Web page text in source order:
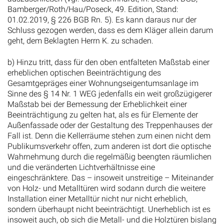
Schluss gezogen werden, dass es dem Kläger allein darum
geht, dem Beklagten Herrn K. zu schaden.
b) Hinzu tritt, dass für den oben entfalteten Maßstab einer
Gesamtgepräges einer Wohnungseigentumsanlage im
Sinne des § 14 Nr. 1 WEG jedenfalls ein weit großzügigerer
Maßstab bei der Bemessung der Erheblichkeit einer
Beeinträchtigung zu gelten hat, als es für Elemente der
Außenfassade oder der Gestaltung des Treppenhauses der
Fall ist. Denn die Kellerräume stehen zum einen nicht dem
Publikumsverkehr offen, zum anderen ist dort die optische
Wahrnehmung durch die regelmäßig beengten räumlichen
und die veränderten Lichtverhältnisse eine
eingeschränktere. Das – insoweit unstreitige – Miteinander
von Holz- und Metalltüren wird sodann durch die weitere
Installation einer Metalltür nicht nur nicht erheblich,
sondern überhaupt nicht beeinträchtigt. Unerheblich ist es
insoweit auch, ob sich die Metall- und die Holztüren bislang
bestimmten Funktionalitäten der dahinter befindlichen
Räumen – etwa Holztüren vor den Wohnungen